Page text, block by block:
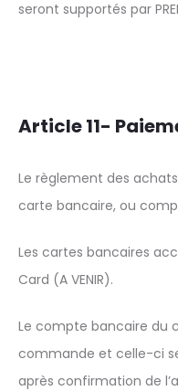
seront supportés par
Article 11-
Le règlement des
carte bancaire, ou
Les cartes bancaires
Card (A VENIR).
Le compte bancaire du
commande et celle-ci
après confirmation de